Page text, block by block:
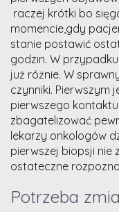
raczej krótki bo
momencie,gdy
stanie postawić
godzin. W
już różnie. W
czynniki. Pierwszym
pierwszego
zbagatelizować
lekarzy onkologów
pierwszej biopsji nie
ostateczne
Potrzeba